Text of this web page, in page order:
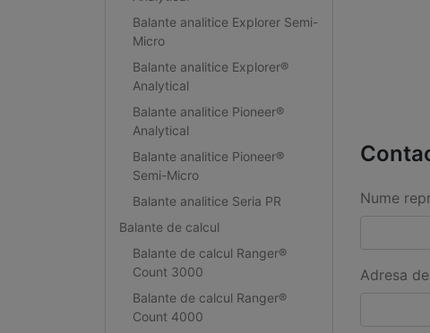
Balante analitice Explorer Semi-
Micro
Balante analitice Explorer®
Analytical
Balante analitice Pioneer®
Analytical
Balante analitice Pioneer®
Semi-Micro
Balante analitice Seria PR
Balante de calcul
Balante de calcul Ranger®
Count 3000
Balante de calcul Ranger®
Count 4000
Nume
Adresa